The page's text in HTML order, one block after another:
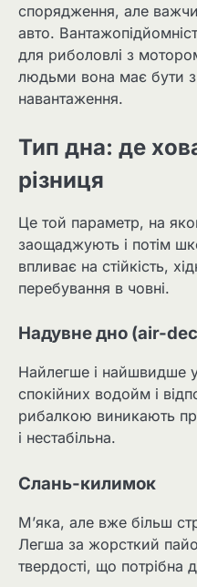
спорядження, але
авто.
для риболовлі з
людьми вона має бути
навантаження.
Тип дна: де
різниця
Це той параметр, на
заощаджують і потім
впливає на стійкість,
перебування в човні.
Надувне дно (air-
Найлегше і найшвидше
спокійних водойм і
рибалкою виникають
і нестабільна.
Слань-килимок
М’яка, але вже більш
Легша за жорсткий
твердості, що потрібна